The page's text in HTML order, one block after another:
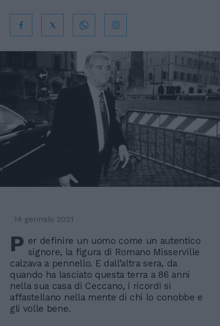
14 gennaio 2021
P er definire un uomo come un autentico
signore, la figura di Romano Misserville
calzava a pennello. E dall’altra sera, da
quando ha lasciato questa terra a 86 anni
nella sua casa di Ceccano, i ricordi si
affastellano nella mente di chi lo conobbe e
gli volle bene.